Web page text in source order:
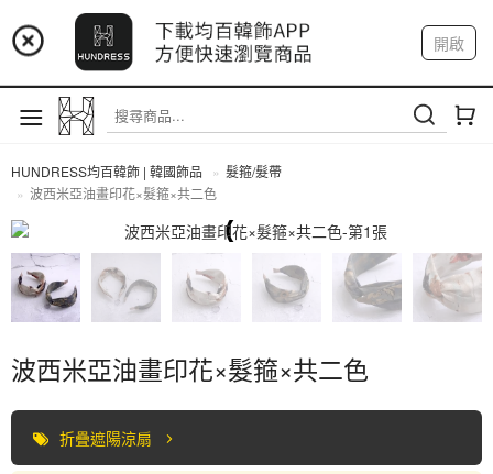
📢 市集預告：9/4-9/6 淡水捷運站
📢 市集預告：9/12-9/13 八里海巡基地
📢 市集預告：8/22-8/23 桃園青埔置地廣場
開啟
註冊 我的帳戶
HUNDRESS均百韓飾 | 韓國飾品
髮箍/髮帶
波西米亞油畫印花×髮箍×共二色
波西米亞油畫印花×髮箍×共二色
折疊遮陽涼扇